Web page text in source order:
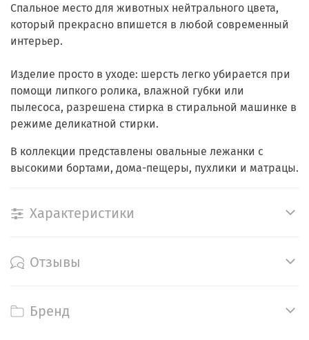
Спальное место для животных нейтрального цвета,
который прекрасно впишется в любой современный
интерьер.
Изделие просто в уходе: шерсть легко убирается при
помощи липкого ролика, влажной губки или
пылесоса, разрешена стирка в стиральной машинке в
режиме деликатной стирки.
В коллекции представлены овальные лежанки с
высокими бортами, дома-пещеры, пухлики и матрацы.
Характеристики
Отзывы
Бренд